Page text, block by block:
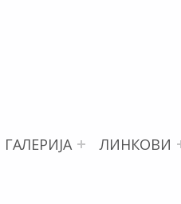
ГАЛЕРИЈА ЛИНКОВИ